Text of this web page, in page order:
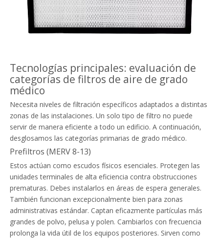
Tecnologías principales: evaluación de
categorías de filtros de aire de grado
médico
Necesita niveles de filtración específicos adaptados a distintas
zonas de las instalaciones. Un solo tipo de filtro no puede
servir de manera eficiente a todo un edificio. A continuación,
desglosamos las categorías primarias de grado médico.
Prefiltros (MERV 8-13)
Estos actúan como escudos físicos esenciales. Protegen las
unidades terminales de alta eficiencia contra obstrucciones
prematuras. Debes instalarlos en áreas de espera generales.
También funcionan excepcionalmente bien para zonas
administrativas estándar. Captan eficazmente partículas más
grandes de polvo, pelusa y polen. Cambiarlos con frecuencia
prolonga la vida útil de los equipos posteriores. Sirven como